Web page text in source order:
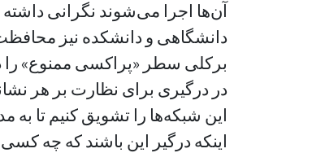
آن‌ها اجرا می‌شوند نگرانی
دانشگاهی و دانشکده نیز
برکلی سطر «پراکسی ممنوع» را
در درگیری برای نظارت بر هر
این شبکه‌ها را تشویق کنیم تا
اینکه درگیر این باشند که چه